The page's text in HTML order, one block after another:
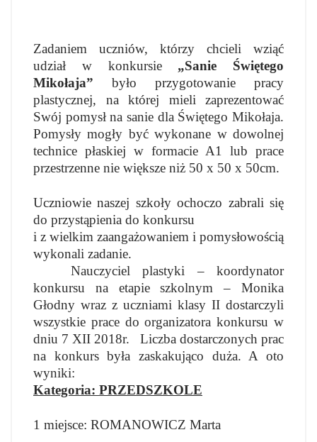
Zadaniem uczniów, którzy chcieli wziąć
udział w konkursie „Sanie Świętego
Mikołaja” było przygotowanie pracy
plastycznej, na której mieli zaprezentować
Swój pomysł na sanie dla Świętego Mikołaja.
Pomysły mogły być wykonane w dowolnej
technice płaskiej w formacie A1 lub prace
przestrzenne nie większe niż 50 x 50 x 50cm.
Uczniowie naszej szkoły ochoczo zabrali się
do przystąpienia do konkursu
i z wielkim zaangażowaniem i pomysłowością
wykonali zadanie.
Nauczyciel plastyki – koordynator
konkursu na etapie szkolnym – Monika
Głodny wraz z uczniami klasy II dostarczyli
wszystkie prace do organizatora konkursu w
dniu 7 XII 2018r. Liczba dostarczonych prac
na konkurs była zaskakująco duża. A oto
wyniki:
Kategoria: PRZEDSZKOLE
1 miejsce: ROMANOWICZ Marta